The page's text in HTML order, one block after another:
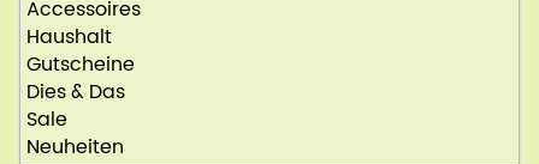
Accessoires
Haushalt
Gutscheine
Dies & Das
Sale
Neuheiten